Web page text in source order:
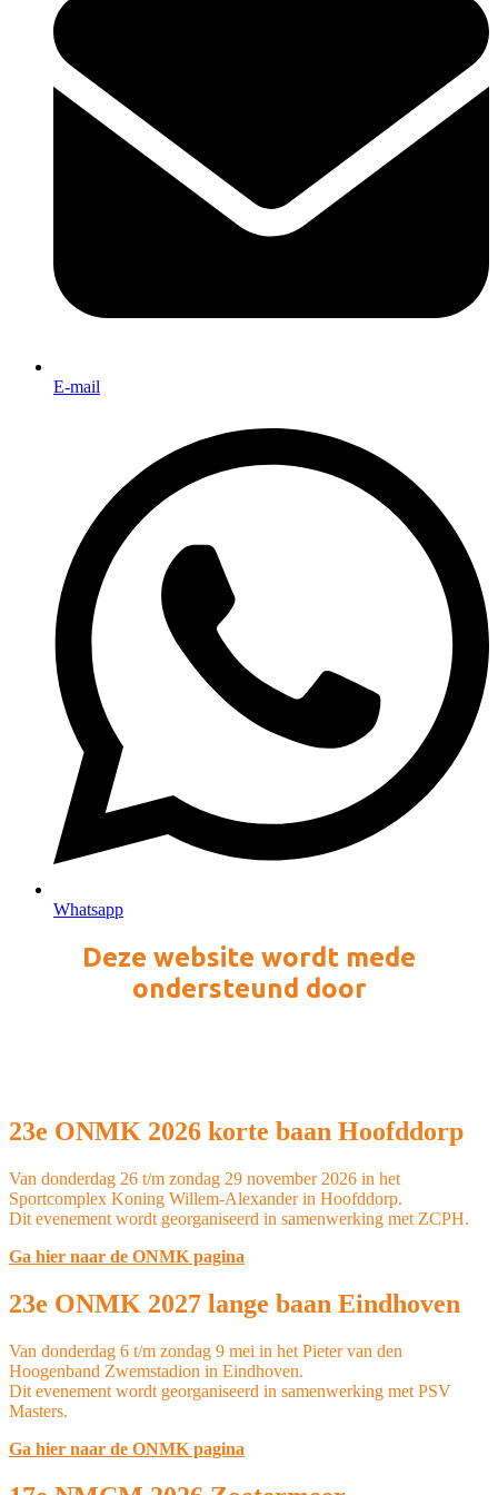
E-mail
Whatsapp
Deze website wordt mede
ondersteund door
23e ONMK 2026 korte baan Hoofddorp
Van donderdag 26 t/m zondag 29 november 2026 in het
Sportcomplex Koning Willem-Alexander in Hoofddorp.
Dit evenement wordt georganiseerd in samenwerking met ZCPH.
Ga hier naar de ONMK pagina
23e ONMK 2027 lange baan Eindhoven
Van donderdag 6 t/m zondag 9 mei in het Pieter van den
Hoogenband Zwemstadion in Eindhoven.
Dit evenement wordt georganiseerd in samenwerking met PSV
Masters.
Ga hier naar de ONMK pagina